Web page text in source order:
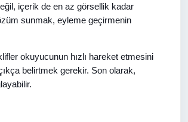
içerik de en az görsellik kadar
sunmak, eyleme geçirmenin
okuyucunun hızlı hareket etmesini
belirtmek gerekir. Son olarak,